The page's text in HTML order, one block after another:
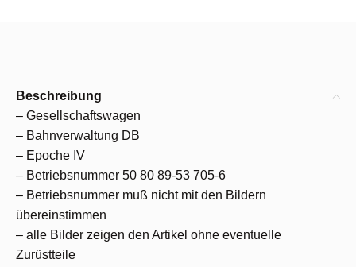
Beschreibung
– Gesellschaftswagen
– Bahnverwaltung DB
– Epoche IV
– Betriebsnummer 50 80 89-53 705-6
– Betriebsnummer muß nicht mit den Bildern
übereinstimmen
– alle Bilder zeigen den Artikel ohne eventuelle
Zurüstteile